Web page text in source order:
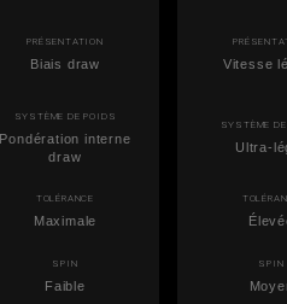
PRÉSENTATION
Biais draw Vitesse
SYSTÈME DE POIDS
Pondération interne
draw
SYSTÈME
Ultra-
TOLÉRANCE
Maximale
SPIN
Faible
SPIN